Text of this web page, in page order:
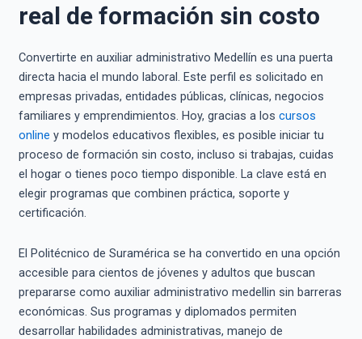
real de formación sin costo
Convertirte en auxiliar administrativo Medellín es una puerta
directa hacia el mundo laboral. Este perfil es solicitado en
empresas privadas, entidades públicas, clínicas, negocios
familiares y emprendimientos. Hoy, gracias a los cursos
online y modelos educativos flexibles, es posible iniciar tu
proceso de formación sin costo, incluso si trabajas, cuidas
el hogar o tienes poco tiempo disponible. La clave está en
elegir programas que combinen práctica, soporte y
certificación.
El Politécnico de Suramérica se ha convertido en una opción
accesible para cientos de jóvenes y adultos que buscan
prepararse como auxiliar administrativo medellin sin barreras
económicas. Sus programas y diplomados permiten
desarrollar habilidades administrativas, manejo de